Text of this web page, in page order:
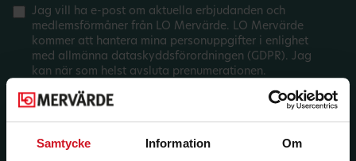
Samtycke Information Om
Jag vill ha e-post om aktuella erbjudanden och
medlemsförmåner från LO Mervärde. LO Mervärde
kommer att hantera mina personuppgifter i enlighet
med allmänna dataskyddsförordningen (GDPR). Jag
kan när som helst avsluta prenumerationen.